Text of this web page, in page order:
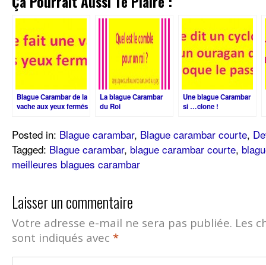
Blague Carambar de la
vache aux yeux fermés
La blague Carambar
du Roi
Une blague Carambar
si …clone !
Posted in: Blague carambar, Blague carambar courte,
Tagged: Blague carambar, blague carambar courte,
meilleures blagues carambar
Laisser un commentaire
Votre adresse e-mail ne sera pas publiée. Les
sont indiqués avec *